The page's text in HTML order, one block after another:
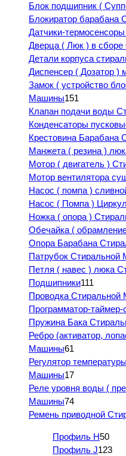
Блок подшипник (
Блокиратор
Датчики-
Дверца ( Люк ) в
Детали корпуса
Диспенсер ( Дозатор )
Замок ( устройство
Машины151
Клапан подачи воды
Конденсаторы
Крестовина
Манжета ( резина )
Мотор ( двигатель )
Мотор вентилятора
Насос ( помпа )
Насос ( Помпа )
Ножка ( опора )
Обечайка (
Опора Барабана
Патрубок
Петля ( навес ) люка
Подшипники111
Проводка
Программатор-
Пружина Бака
Ребро (активатор,
Машины61
Регулятор
Машины17
Реле уровня воды (
Машины74
Ремень приводной
Профиль H50
Профиль J123